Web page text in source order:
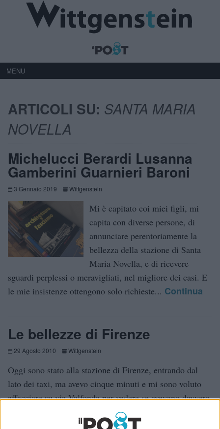
MENU
ARTICOLI SU: SANTA MARIA
NOVELLA
Michelucci Berardi Lusanna
Gamberini Guarnieri Baroni
3 Gennaio 2019 Wittgenstein
Mi è capitato coi miei figli, mi
capita con diverse persone, di
annunciare perentoriamente la
bellezza della stazione di Santa
Maria Novella, e di ricevere
sguardi perplessi o meravigliati, nel migliore dei casi. E
le mie insistenze ottengono solo richieste... Continua
Le bellezze di Firenze
29 Agosto 2010 Wittgenstein
Oggi sono stato alla stazione di Firenze, entrando dal
lato dei taxi, ma avevo cinque minuti e mi sono voluto
affacciare su via Valfonda per vedere se avevano davvero
buttato giù la pensilina di Toraldo di Francia. E wow, è...